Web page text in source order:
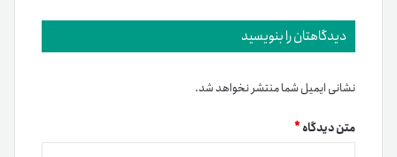
دیدگاهتان را بنویسید
نشانی ایمیل شما منتشر نخواهد شد.
متن دیدگاه*